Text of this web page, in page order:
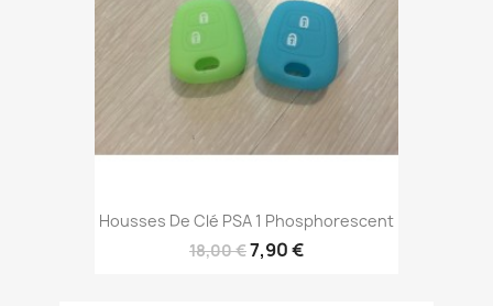
Housses De Clé PSA 1 Phosphorescent
18,00 €7,90 €